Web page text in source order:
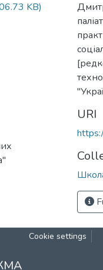
KB)
URI
Cookie settings